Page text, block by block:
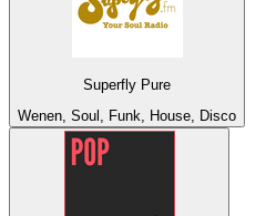
Superfly Pure
Wenen, Soul, Funk, House, Disco